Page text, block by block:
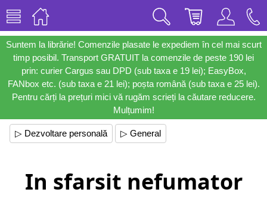
Suntem la librărie! Comenzile plasate le expediem în cel mai scurt
timp posibil. Transport GRATUIT la comenzile de peste 190 lei
prin: curier Cargus sau DPD (sub taxa e 19 lei); EasyBox,
FANbox etc. (sub taxa e 21 lei); poșta română (sub taxa e 25 lei).
Pentru cărți la prețuri mici vă rugăm scrieți la căutare reducere.
Mulțumim!
▷ Dezvoltare personală ▷ General
In sfarsit nefumator